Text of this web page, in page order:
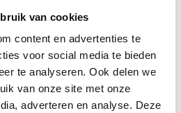
van cookies
content en advertenties te
voor social media te bieden
te analyseren. Ook delen we
van onze site met onze
adverteren en analyse. Deze
Ontspanning
Tijd voor jezelf
In onze studio